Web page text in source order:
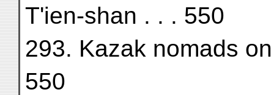
T'ien-shan . . . 550
293. Kazak nomads
550